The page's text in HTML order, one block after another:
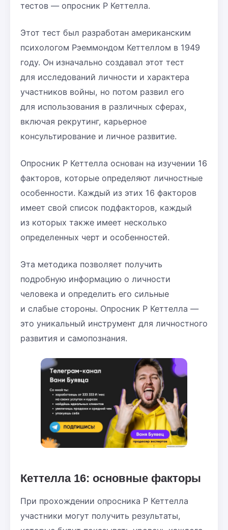
тестов — опросник Р Кеттелла.
Этот тест был разработан американским
психологом Рэеммондом Кеттеллом в 1949
году. Он изначально создавал этот тест
для исследований личности и характера
участников войны, но потом развил его
для использования в различных сферах,
включая рекрутинг, карьерное
консультирование и личное развитие.
Опросник Р Кеттелла основан на изучении 16
факторов, которые определяют личностные
особенности. Каждый из этих 16 факторов
имеет свой список подфакторов, каждый
из которых также имеет несколько
определенных черт и особенностей.
Эта методика позволяет получить
подробную информацию о личности
человека и определить его сильные
и слабые стороны. Опросник Р Кеттелла —
это уникальный инструмент для личностного
развития и самопознания.
Кеттелла 16: основные факторы
При прохождении опросника Р Кеттелла
участники могут получить результаты,